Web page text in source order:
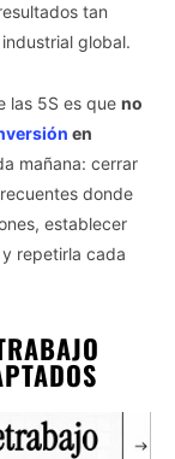
tan
global.
las 5S es que no
en
mañana: cerrar
donde
establecer
repetirla cada